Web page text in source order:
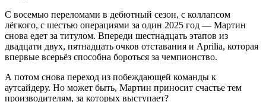
С восемью переломами в дебютный сезон, с коллапсом
лёгкого, с шестью операциями за один 2025 год — Мартин
снова едет за титулом. Впереди шестнадцать этапов из
двадцати двух, пятнадцать очков отставания и Aprilia, которая
впервые всерьёз способна бороться за чемпионство.
А потом снова переход из побеждающей команды к
аутсайдеру. Но может быть, Мартин приносит счастье тем
производителям, за которых выступает?